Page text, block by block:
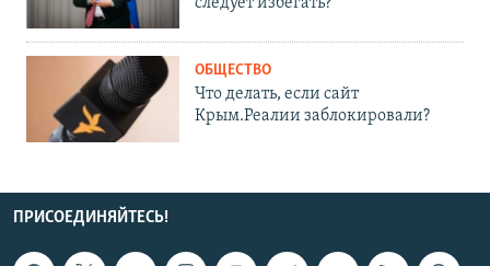
ОБЩЕСТВО
Что делать, если сайт
Крым.Реалии заблокировали?
ПРИСОЕДИНЯЙТЕСЬ!